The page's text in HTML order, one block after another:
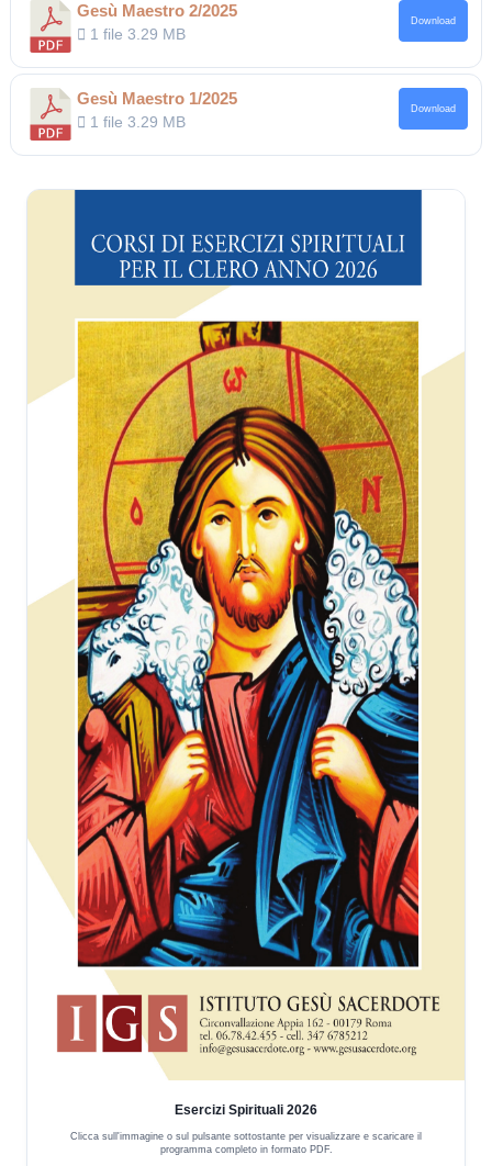
Gesù Maestro 2/2025
1 file3.29 MB
Download
Gesù Maestro 1/2025
1 file3.29 MB
Download
Esercizi Spirituali 2026
Clicca sull'immagine o sul pulsante sottostante per visualizzare e scaricare il
programma completo in formato PDF.